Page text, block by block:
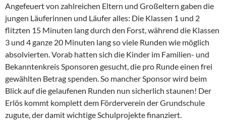
Angefeuert von zahlreichen Eltern und Großeltern gaben die
jungen Läuferinnen und Läufer alles: Die Klassen 1 und 2
flitzten 15 Minuten lang durch den Forst, während die Klassen
3 und 4 ganze 20 Minuten lang so viele Runden wie möglich
absolvierten. Vorab hatten sich die Kinder im Familien- und
Bekanntenkreis Sponsoren gesucht, die pro Runde einen frei
gewählten Betrag spenden. So mancher Sponsor wird beim
Blick auf die gelaufenen Runden nun sicherlich staunen! Der
Erlös kommt komplett dem Förderverein der Grundschule
zugute, der damit wichtige Schulprojekte finanziert.